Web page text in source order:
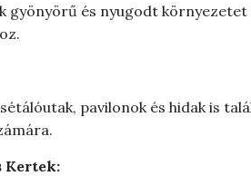
gyönyörű és nyugodt
pavilonok és hidak is
Kertek: